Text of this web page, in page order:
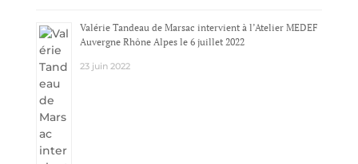
Valérie Tandeau de Marsac intervient à l’Atelier MEDEF
Auvergne Rhône Alpes le 6 juillet 2022
23 juin 2022